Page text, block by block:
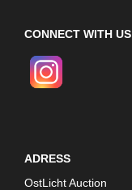
CONNECT WITH US
ADRESS
OstLicht Auction